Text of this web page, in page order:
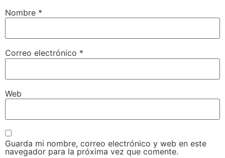
Nombre *
Correo electrónico *
Web
Guarda mi nombre, correo electrónico y web en este
navegador para la próxima vez que comente.